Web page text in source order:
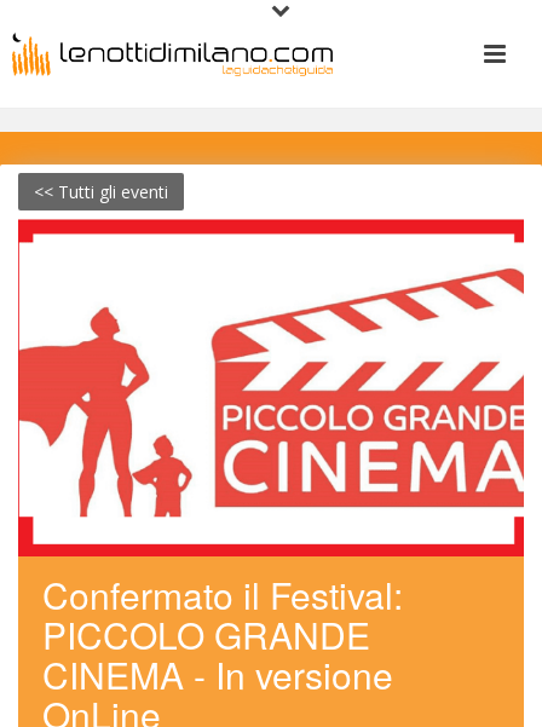
<< Tutti gli eventi
Confermato il Festival:
PICCOLO GRANDE
CINEMA - In versione
OnLine